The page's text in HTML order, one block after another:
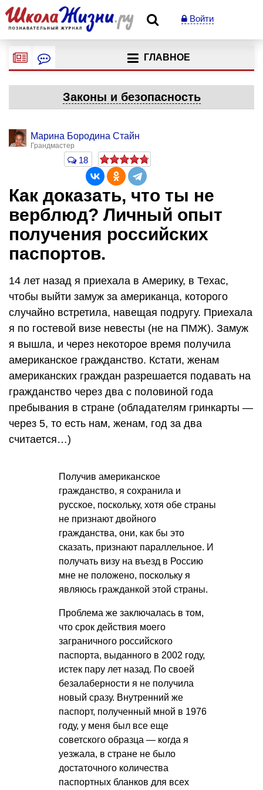
Войти
ГЛАВНОЕ
Законы и безопасность
Марина Бородина Стайн
Грандмастер
18
Как доказать, что ты не
верблюд? Личный опыт
получения российских
паспортов.
14 лет назад я приехала в Америку, в Техас,
чтобы выйти замуж за американца, которого
случайно встретила, навещая подругу. Приехала
я по гостевой визе невесты (не на ПМЖ). Замуж
я вышла, и через некоторое время получила
американское гражданство. Кстати, женам
американских граждан разрешается подавать на
гражданство через два с половиной года
пребывания в стране (обладателям гринкарты —
через 5, то есть нам, женам, год за два
считается…)
Получив американское
гражданство, я сохранила и
русское, поскольку, хотя обе страны
не признают двойного
гражданства, они, как бы это
сказать, признают параллельное. И
получать визу на въезд в Россию
мне не положено, поскольку я
являюсь гражданкой этой страны.
Проблема же заключалась в том,
что срок действия моего
заграничного российского
паспорта, выданного в 2002 году,
истек пару лет назад. По своей
безалаберности я не получила
новый сразу. Внутренний же
паспорт, полученный мной в 1976
году, у меня был все еще
советского образца — когда я
уезжала, в стране не было
достаточного количества
паспортных бланков для всех